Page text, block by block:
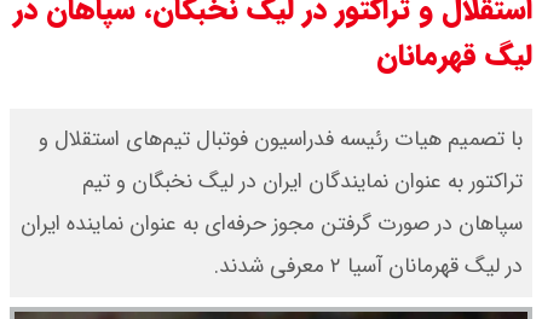
استقلال و تراکتور در لیگ نخبگان، سپاهان در
لیگ قهرمانان
با تصمیم هیات رئیسه فدراسیون فوتبال تیم‌های استقلال و
تراکتور به عنوان نمایندگان ایران در لیگ نخبگان و تیم
سپاهان در صورت گرفتن مجوز حرفه‌ای به عنوان نماینده ایران
در لیگ قهرمانان آسیا ۲ معرفی شدند.